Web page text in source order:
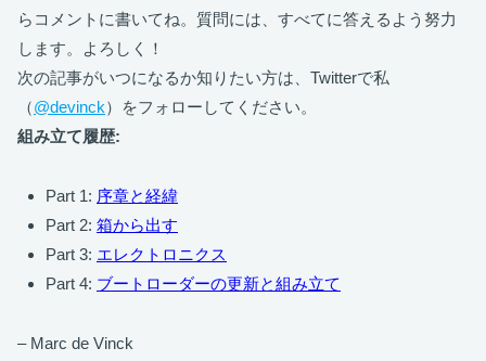
らコメントに書いてね。質問には、すべてに答えるよう努力
します。よろしく！
次の記事がいつになるか知りたい方は、Twitterで私
（@devinck）をフォローしてください。
組み立て履歴:
Part 1: 序章と経緯
Part 2: 箱から出す
Part 3: エレクトロニクス
Part 4: ブートローダーの更新と組み立て
– Marc de Vinck